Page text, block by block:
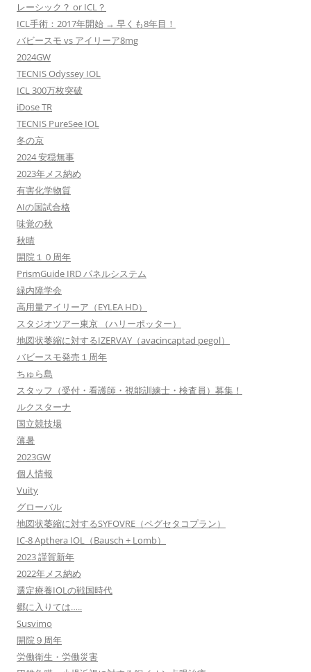
レーシック？ or ICL？
ICL手術：2017年開始 → 早くも8年目！
バビースモ vs アイリーア8mg
2024GW
TECNIS Odyssey IOL
ICL 300万枚突破
iDose TR
TECNIS PureSee IOL
冬の京
2024 安穏無事
2023年メス納め
有害化学物質
AIの国試合格
味覚の秋
秋晴
開院１０周年
PrismGuide IRD パネルシステム
緑内障学会
高用量アイリーア（EYLEA HD）
スタジオツアー東京 （ハリーポッター）
地図状萎縮に対するIZERVAY（avacincaptad pegol）
バビースモ発売１周年
ちゅら島
スタッフ（受付・看護師・視能訓練士・検査員）募集！
ルクスターナ
国立競技場
薄暑
2023GW
個人情報
Vuity
グローバル
地図状萎縮に対するSYFOVRE（ペグセタコプラン）
IC-8 Apthera IOL（Bausch + Lomb）
2023 謹賀新年
2022年メス納め
選定療養IOLの戦国時代
郷に入りては…..
Susvimo
開院９周年
労働衛生・労働災害